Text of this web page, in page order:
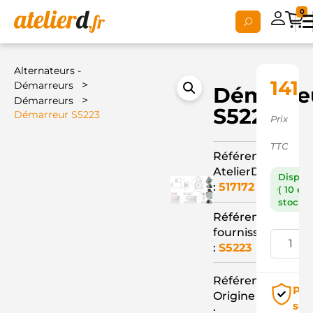
0
Alternateurs -
Démarreurs
>
Démarreurs >
Démarreur S5223
S5223
Référence
AtelierD
:517172
Référence
fournisseur
:S5223
Référence
Origine
Prix
TTC
( 10 en
stock )